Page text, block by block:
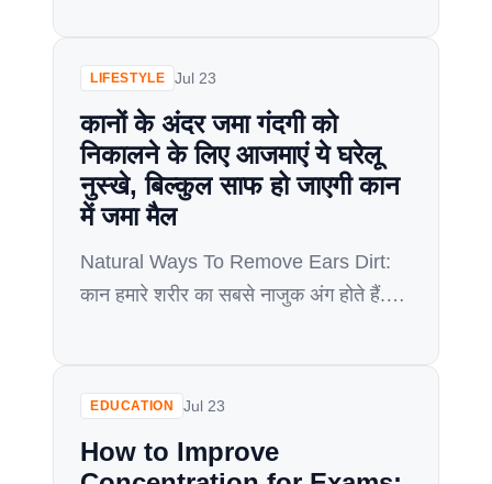
क्लिवेज मेकअप के बारे में कुछ महत्वपूर्ण टिप्स
वाले पोशाक के साथ […]
LIFESTYLE Jul 23
कानों के अंदर जमा गंदगी को
निकालने के लिए आजमाएं ये घरेलू
नुस्खे, बिल्कुल साफ हो जाएगी कान
में जमा मैल
Natural Ways To Remove Ears Dirt:
कान हमारे शरीर का सबसे नाजुक अंग होते हैं.
जिसे नुकसानदायक नहीं माना जाता है, क्योंकि
रोकता है. लेकिन अगर ये बहुत ज्यादा […]
EDUCATION Jul 23
How to Improve